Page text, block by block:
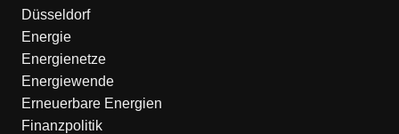
Düsseldorf
Energie
Energienetze
Energiewende
Erneuerbare Energien
Finanzpolitik